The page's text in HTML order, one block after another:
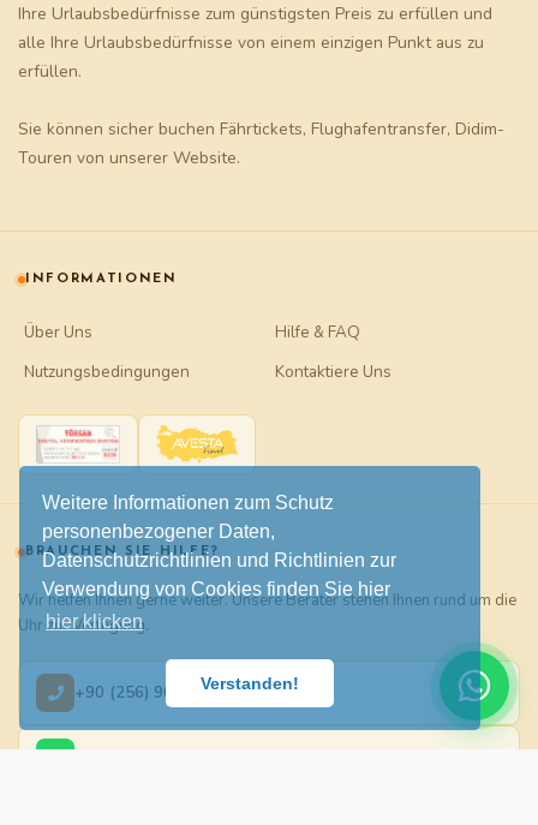
Weitere Informationen zum Schutz
personenbezogener Daten,
Datenschutzrichtlinien und Richtlinien zur
Verwendung von Cookies finden Sie hier
hier klicken
Verstanden!
Ihre Urlaubsbedürfnisse zum günstigsten Preis zu erfüllen und
alle Ihre Urlaubsbedürfnisse von einem einzigen Punkt aus zu
erfüllen.
Sie können sicher buchen Fährtickets, Flughafentransfer, Didim-
Touren von unserer Website.
INFORMATIONEN
Über Uns
Hilfe & FAQ
Nutzungsbedingungen
Kontaktiere Uns
BRAUCHEN SIE HILFE?
Wir helfen Ihnen gerne weiter. Unsere Berater stehen Ihnen rund um die
Uhr zur Verfügung.
+90 (256) 905 00 09